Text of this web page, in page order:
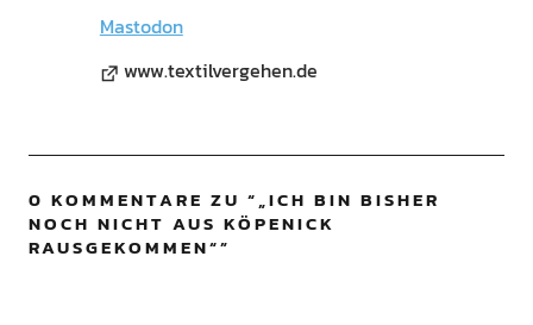
Mastodon
www.textilvergehen.de
0 KOMMENTARE ZU “„ICH BIN BISHER
NOCH NICHT AUS KÖPENICK
RAUSGEKOMMEN“”